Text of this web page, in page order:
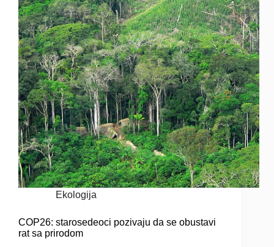
Ekologija
COP26: starosedeoci pozivaju da se obustavi
rat sa prirodom